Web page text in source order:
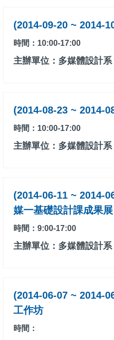
(2014-09-20 ~ 2014-
時間：10:00-17:00
主辦單位：多媒體設計系
(2014-08-23 ~ 2014-
時間：10:00-17:00
主辦單位：多媒體設計系
(2014-06-11 ~ 2014-
媒一基礎設計課成果展
時間：9:00-17:00
主辦單位：多媒體設計系
(2014-06-07 ~ 2014-
工作坊
時間：